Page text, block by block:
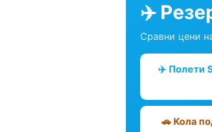
✈️
Сравни цени
✈️ Полети
🚗 Кола